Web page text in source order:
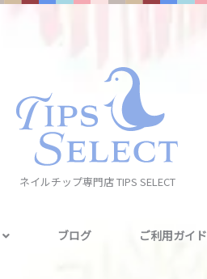
ネイルチップ専門店 TIPS SELECT
ブログ ご利用ガイド